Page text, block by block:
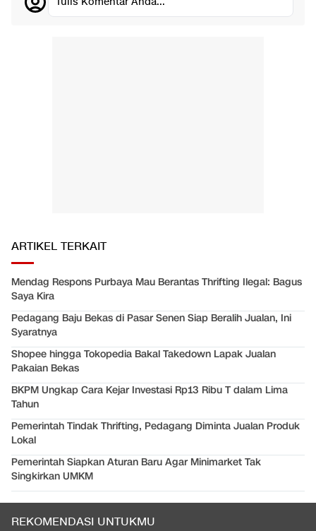
ARTIKEL TERKAIT
Mendag Respons Purbaya Mau Berantas Thrifting Ilegal: Bagus
Saya Kira
Pedagang Baju Bekas di Pasar Senen Siap Beralih Jualan, Ini
Syaratnya
Shopee hingga Tokopedia Bakal Takedown Lapak Jualan
Pakaian Bekas
BKPM Ungkap Cara Kejar Investasi Rp13 Ribu T dalam Lima
Tahun
Pemerintah Tindak Thrifting, Pedagang Diminta Jualan Produk
Lokal
Pemerintah Siapkan Aturan Baru Agar Minimarket Tak
Singkirkan UMKM
REKOMENDASI UNTUKMU